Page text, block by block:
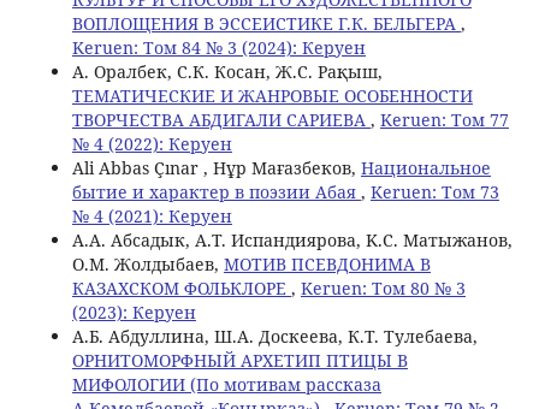
ВОПЛОЩЕНИЯ В ЭССЕИСТИКЕ Г.К. БЕЛЬГЕРА ,
Keruen: Том 84 № 3 (2024): Керуен
А. Оралбек, С.К. Косан, Ж.С. Рақыш,
ТЕМАТИЧЕСКИЕ И ЖАНРОВЫЕ ОСОБЕННОСТИ
ТВОРЧЕСТВА АБДИГАЛИ САРИЕВА , Keruen: Том 77
№ 4 (2022): Керуен
Ali Abbas Çınar , Нұр Мағазбеков, Национальное
бытие и характер в поэзии Абая , Keruen: Том 73
№ 4 (2021): Керуен
A.А. Абсадык, A.T. Испандиярова, K.С. Матыжанов,
О.М. Жолдыбаев, МОТИВ ПСЕВДОНИМА В
КАЗАХСКОМ ФОЛЬКЛОРЕ , Keruen: Том 80 № 3
(2023): Керуен
А.Б. Абдуллина, Ш.А. Доскеева, К.Т. Тулебаева,
ОРНИТОМОРФНЫЙ АРХЕТИП ПТИЦЫ В
МИФОЛОГИИ (По мотивам рассказа